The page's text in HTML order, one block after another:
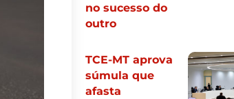
no sucesso do
outro
TCE-MT aprova
súmula que
afasta